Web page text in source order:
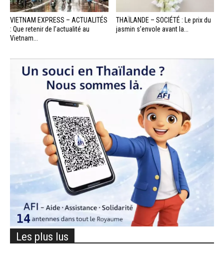
VIETNAM EXPRESS – ACTUALITÉS
: Que retenir de l’actualité au
Vietnam...
THAÏLANDE – SOCIÉTÉ : Le prix du
jasmin s’envole avant la...
Les plus lus